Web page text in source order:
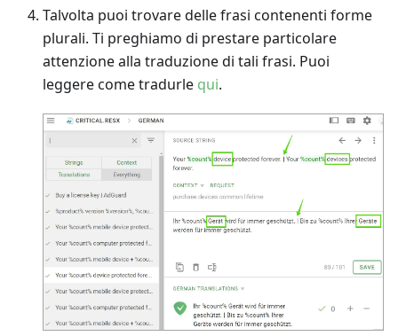
Talvolta puoi trovare delle frasi contenenti forme
plurali. Ti preghiamo di prestare particolare
attenzione alla traduzione di tali frasi. Puoi
leggere come tradurle qui.